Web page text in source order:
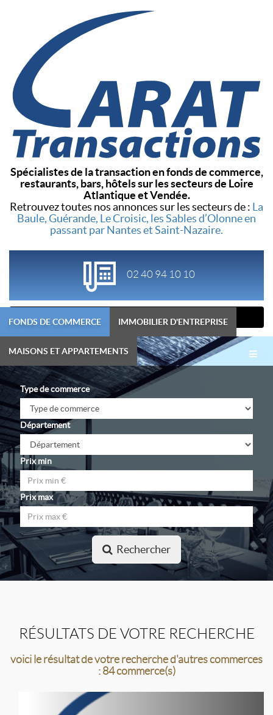
Spécialistes de la transaction en fonds de commerce,
restaurants, bars, hôtels sur les secteurs de Loire
Atlantique et Vendée.
Retrouvez toutes nos annonces sur les secteurs de : La
Baule, Guérande, Le Croisic, les Sables d’Olonne en
passant par Nantes et Saint-Nazaire.
02 40 94 10 10
contact@carat-transactions.com
Menu
FONDS DE COMMERCE IMMOBILIER D'ENTREPRISE
MAISONS ET APPARTEMENTS
Type de commerce
Département
Prix min
Prix max
Rechercher
RÉSULTATS DE VOTRE RECHERCHE
voici le résultat de votre recherche d'autres commerces
: 84 commerce(s)